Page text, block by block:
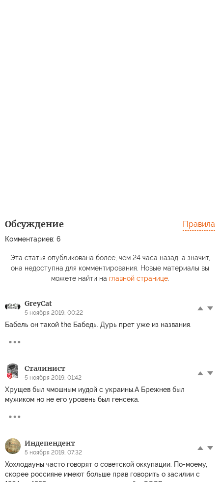
Обсуждение
Комментариев: 6
Правила
Эта статья опубликована более, чем 24 часа назад, а значит,
она недоступна для комментирования. Новые материалы вы
можете найти на главной странице.
GreyCat
5 ноября 2019, 00:22
Бабель он такой the Бабедь. Дурь прет уже из названия.
Сталинист
5 ноября 2019, 01:42
Хрущев был чмошным иудой с украины.А Брежнев был
мужиком но не его уровень был генсека.
Индепендент
5 ноября 2019, 07:32
Хохлодауны часто говорят о советской оккупации. По-моему,
скорее россияне имеют больше прав говорить о засилии с